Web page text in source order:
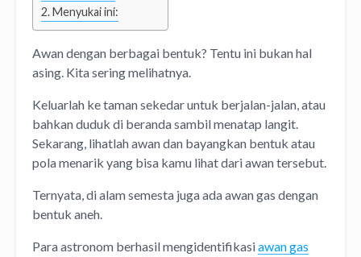
Menyukai ini:
Awan dengan berbagai bentuk? Tentu ini bukan hal
asing. Kita sering melihatnya.
Keluarlah ke taman sekedar untuk berjalan-jalan, atau
bahkan duduk di beranda sambil menatap langit.
Sekarang, lihatlah awan dan bayangkan bentuk atau
pola menarik yang bisa kamu lihat dari awan tersebut.
Ternyata, di alam semesta juga ada awan gas dengan
bentuk aneh.
Para astronom berhasil mengidentifikasiawan gas